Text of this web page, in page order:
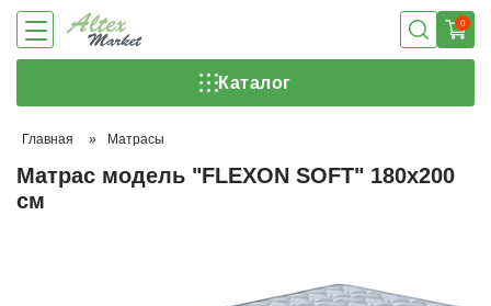
0
Каталог
Главная » Матрасы
Матрас модель "FLEXON SOFT" 180х200
см